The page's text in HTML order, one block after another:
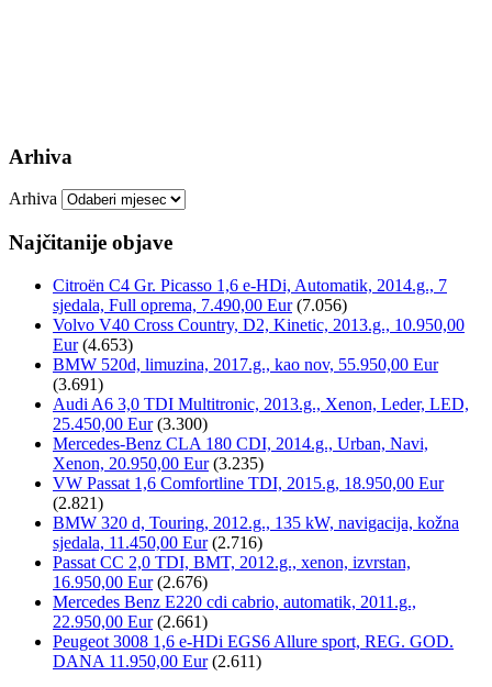
Arhiva
Arhiva
Najčitanije objave
Citroën C4 Gr. Picasso 1,6 e-HDi, Automatik, 2014.g., 7
sjedala, Full oprema, 7.490,00 Eur (7.056)
Volvo V40 Cross Country, D2, Kinetic, 2013.g., 10.950,00
Eur (4.653)
BMW 520d, limuzina, 2017.g., kao nov, 55.950,00 Eur
(3.691)
Audi A6 3,0 TDI Multitronic, 2013.g., Xenon, Leder, LED,
25.450,00 Eur (3.300)
Mercedes-Benz CLA 180 CDI, 2014.g., Urban, Navi,
Xenon, 20.950,00 Eur (3.235)
VW Passat 1,6 Comfortline TDI, 2015.g, 18.950,00 Eur
(2.821)
BMW 320 d, Touring, 2012.g., 135 kW, navigacija, kožna
sjedala, 11.450,00 Eur (2.716)
Passat CC 2,0 TDI, BMT, 2012.g., xenon, izvrstan,
16.950,00 Eur (2.676)
Mercedes Benz E220 cdi cabrio, automatik, 2011.g.,
22.950,00 Eur (2.661)
Peugeot 3008 1,6 e-HDi EGS6 Allure sport, REG. GOD.
DANA 11.950,00 Eur (2.611)